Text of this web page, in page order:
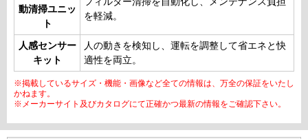
動清掃ユニッ
ト
を軽減。
人感センサー
キット
人の動きを検知し、運転を調整して省エネと快
適性を両立。
※掲載しているサイズ・機能・画像など全ての情報は、万全の保証をいたし
かねます。
※メーカーサイト及びカタログにて正確かつ最新の情報をご確認下さい。